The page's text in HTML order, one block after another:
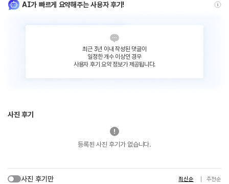
AI가 빠르게 요약해주는 사용자 후기!
최근 3년 이내 작성된 댓글이
일정한 개수 이상인 경우
사용자 후기 요약 정보가 제공됩니다.
사진 후기
등록된 사진 후기가 없습니다.
사진 후기만 최신순 추천순